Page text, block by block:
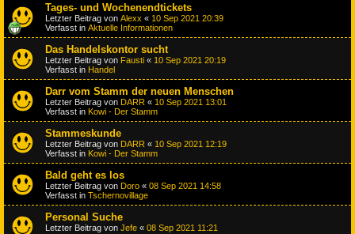
Tages- und Wochenendtickets
Letzter Beitrag von Alexx « 10 Sep 2021 20:39
Verfasst in Aktuelle Informationen
Das Handelskontor sucht
Letzter Beitrag von Fausti « 10 Sep 2021 20:19
Verfasst in Handel
Darr vom Stamm der neuen Menschen
Letzter Beitrag von DARR « 10 Sep 2021 13:01
Verfasst in Kowi - Der Stamm
Stammeskunde
Letzter Beitrag von DARR « 10 Sep 2021 12:19
Verfasst in Kowi - Der Stamm
Bald geht es los
Letzter Beitrag von Doro « 08 Sep 2021 14:58
Verfasst in Tschernovillage
Personal Suche
Letzter Beitrag von Jefe « 08 Sep 2021 11:21